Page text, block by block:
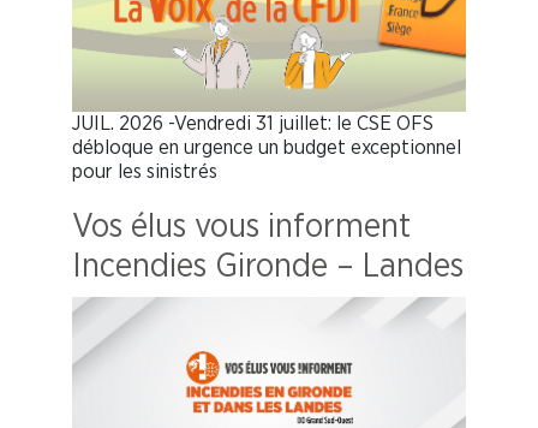
JUIL. 2026 -Vendredi 31 juillet: le CSE OFS
débloque en urgence un budget exceptionnel
pour les sinistrés
Vos élus vous informent
Incendies Gironde – Landes